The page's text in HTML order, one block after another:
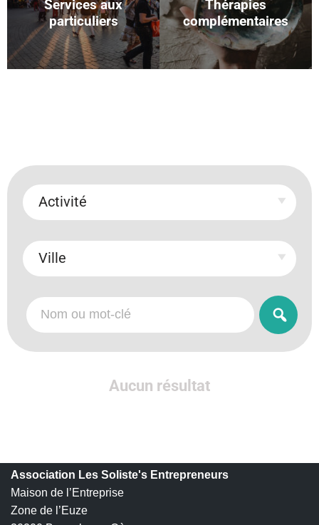
Services aux
particuliers
Thérapies
complémentaires
Activité
Ville
Aucun résultat
Association Les Soliste's Entrepreneurs
Maison de l’Entreprise
Zone de l’Euze